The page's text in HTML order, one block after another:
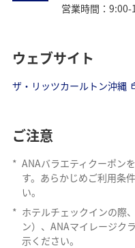
営業時間：9:00-
ウェブサイト
ザ・リッツカールトン沖縄
ご注意
* ANAバラエティクーポン
す。あらかじめご利用条
い。
* ホテルチェックインの際
ン）、ANAマイレージク
示ください。